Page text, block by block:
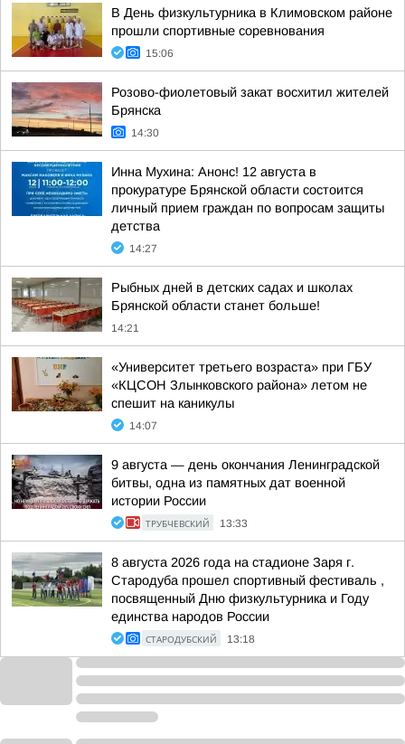
В День физкультурника в Климовском районе
прошли спортивные соревнования
15:06
Розово-фиолетовый закат восхитил жителей
Брянска
14:30
Инна Мухина: Анонс! 12 августа в
прокуратуре Брянской области состоится
личный прием граждан по вопросам защиты
детства
14:27
Рыбных дней в детских садах и школах
Брянской области станет больше!
14:21
«Университет третьего возраста» при ГБУ
«КЦСОН Злынковского района» летом не
спешит на каникулы
14:07
9 августа — день окончания Ленинградской
битвы, одна из памятных дат военной
истории России
ТРУБЧЕВСКИЙ 13:33
8 августа 2026 года на стадионе Заря г.
Стародуба прошел спортивный фестиваль ,
посвященный Дню физкультурника и Году
единства народов России
СТАРОДУБСКИЙ 13:18